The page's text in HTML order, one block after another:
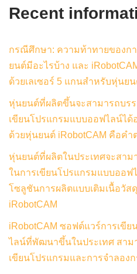
Recent
กรณีศึกษา: ความท้าทายของก
ยนต์มีอะไรบ้าง และ
ด้วยเลเซอร์ 5 แกนสำหรับหุ่นย
หุ่นยนต์ที่ผลิตขึ้นจะสามารถบร
เขียนโปรแกรมแบบออฟไลน์ได้
ด้วยหุ่นยนต์ iRobotCAM คือคำ
หุ่นยนต์ที่ผลิตในประเทศจะสา
ในการเขียนโปรแกรมแบบออฟ
โซลูชันการผลิตแบบเติมเนื้อวั
iRobotCAM
iRobotCAM ซอฟต์แวร์การเขี
ไลน์ที่พัฒนาขึ้นในประเทศ สาม
เขียนโปรแกรมและการจำลอง